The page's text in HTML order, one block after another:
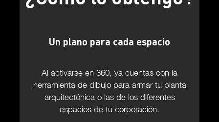
Un plano para cada espacio
Al activarse en 360, ya cuentas con la
herramienta de dibujo para armar tu planta
arquitectónica o las de los diferentes
espacios de tu corporación.